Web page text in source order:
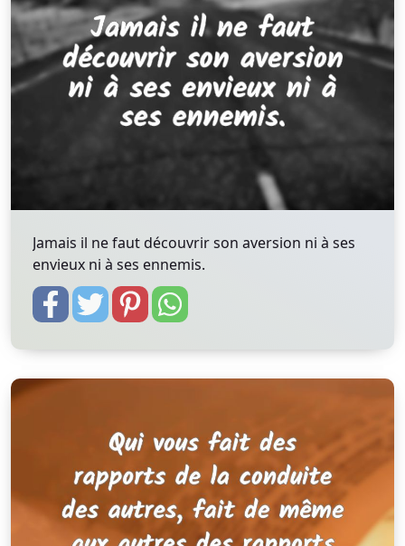
Jamais il ne faut découvrir son aversion ni à ses
envieux ni à ses ennemis.